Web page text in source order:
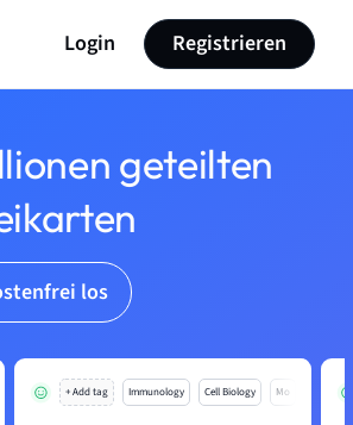
Login Registrieren
geteilten
los
+ Add tag Immunology Cell Biology Mo